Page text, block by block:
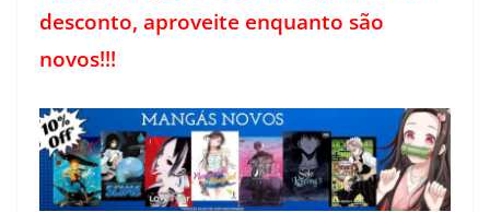
desconto, aproveite enquanto são
novos!!!